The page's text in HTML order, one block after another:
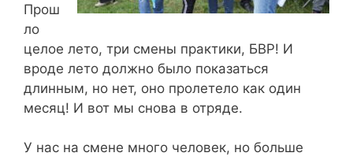
Прош
ло
целое лето, три смены практики, БВР! И
вроде лето должно было показаться
длинным, но нет, оно пролетело как один
месяц! И вот мы снова в отряде.
У нас на смене много человек, но больше